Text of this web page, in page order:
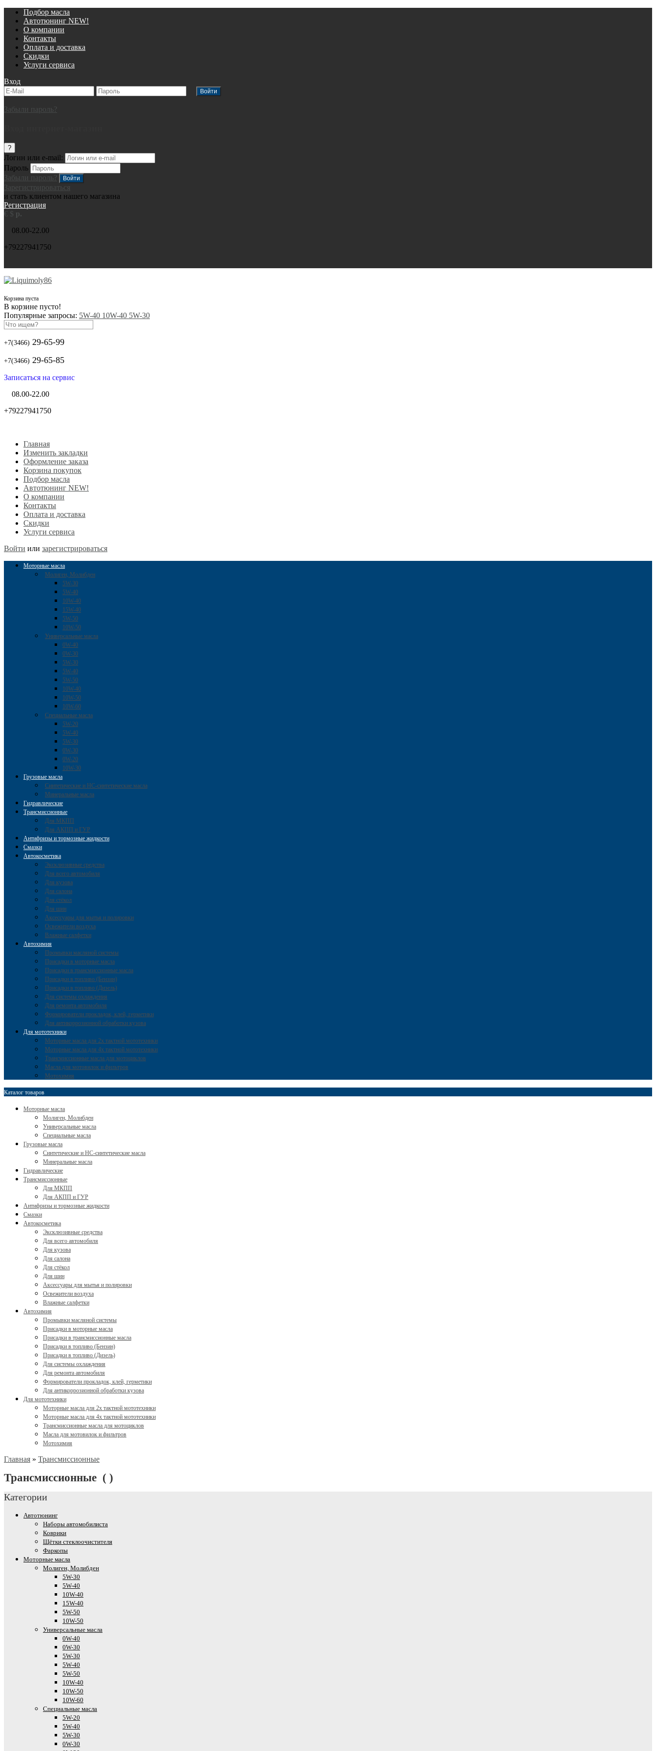
Подбор масла
Автотюнинг NEW!
О компании
Контакты
Оплата и доставка
Скидки
Услуги сервиса
Вход
Забыли пароль?
?
Логин или e-mail:
Пароль
Забыли пароль?
Зарегистрироваться
и стать клиентом нашего магазина
Регистрация
€ $ р.
08.00-22.00
+79227941750
Корзина пуста
В корзине пусто!
Популярные запросы: 5W-40 10W-40 5W-30
+7(3466) 29-65-99
+7(3466) 29-65-85
Записаться на сервис
08.00-22.00
+79227941750
Главная
Изменить закладки
Оформление заказа
Корзина покупок
Подбор масла
Автотюнинг NEW!
О компании
Контакты
Оплата и доставка
Скидки
Услуги сервиса
Войти или зарегистрироваться
Моторные масла
Молиген, Молибден
5W-30
5W-40
10W-40
15W-40
5W-50
10W-50
Универсальные масла
0W-40
0W-30
5W-30
5W-40
5W-50
10W-40
10W-50
10W-60
Специальные масла
5W-20
5W-40
5W-30
0W-30
0W-20
10W-30
Грузовые масла
Cинтетические и HC-синтетические масла
Минеральные масла
Гидравлические
Трансмиссионные
Для МКПП
Для АКПП и ГУР
Антифризы и тормозные жидкости
Смазки
Автокосметика
Эксклюзивные средства
Для всего автомобиля
Для кузова
Для салона
Для стёкол
Для шин
Аксессуары для мытья и полировки
Освежители воздуха
Влажные салфетки
Автохимия
Промывки масляной системы
Присадки в моторные масла
Присадки в трансмиссионные масла
Присадки в топливо (Бензин)
Присадки в топливо (Дизель)
Для системы охлаждения
Для ремонта автомобиля
Формирователи прокладок, клей, герметики
Для антикоррозионной обработки кузова
Для мототехники
Моторные масла для 2х тактной мототехники
Моторные масла для 4х тактной мототехники
Трансмиссионные масла для мотоциклов
Масла для мотовилок и фильтров
Мотохимия
Каталог товаров
Моторные масла
Молиген, Молибден
Универсальные масла
Специальные масла
Грузовые масла
Cинтетические и HC-синтетические масла
Минеральные масла
Гидравлические
Трансмиссионные
Для МКПП
Для АКПП и ГУР
Антифризы и тормозные жидкости
Смазки
Автокосметика
Эксклюзивные средства
Для всего автомобиля
Для кузова
Для салона
Для стёкол
Для шин
Аксессуары для мытья и полировки
Освежители воздуха
Влажные салфетки
Автохимия
Промывки масляной системы
Присадки в моторные масла
Присадки в трансмиссионные масла
Присадки в топливо (Бензин)
Присадки в топливо (Дизель)
Для системы охлаждения
Для ремонта автомобиля
Формирователи прокладок, клей, герметики
Для антикоррозионной обработки кузова
Для мототехники
Моторные масла для 2х тактной мототехники
Моторные масла для 4х тактной мототехники
Трансмиссионные масла для мотоциклов
Масла для мотовилок и фильтров
Мотохимия
Главная » Трансмиссионные
Трансмиссионные ( )
Категории
Автотюнинг
Наборы автомобилиста
Коврики
Щётки стеклоочистителя
Фаркопы
Моторные масла
Молиген, Молибден
5W-30
5W-40
10W-40
15W-40
5W-50
10W-50
Универсальные масла
0W-40
0W-30
5W-30
5W-40
5W-50
10W-40
10W-50
10W-60
Специальные масла
5W-20
5W-40
5W-30
0W-30